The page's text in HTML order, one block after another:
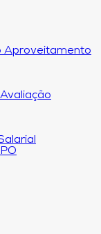
Aproveitamento